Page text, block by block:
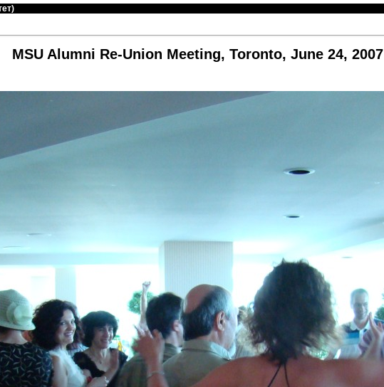
MSU Alumni Re-Union Meeting, Toronto, June 24, 2007